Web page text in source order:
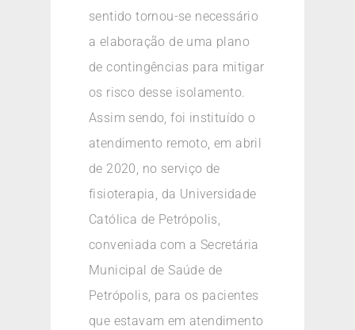
sentido tornou-se necessário
a elaboração de uma plano
de contingências para mitigar
os risco desse isolamento.
Assim sendo, foi instituído o
atendimento remoto, em abril
de 2020, no serviço de
fisioterapia, da Universidade
Católica de Petrópolis,
conveniada com a Secretária
Municipal de Saúde de
Petrópolis, para os pacientes
que estavam em atendimento